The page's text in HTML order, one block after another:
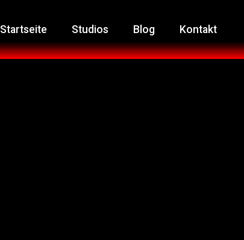
Startseite Studios Blog Kontakt